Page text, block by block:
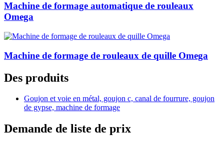
Machine de formage automatique de rouleaux
Omega
Machine de formage de rouleaux de quille Omega
Des produits
Goujon et voie en métal, goujon c, canal de fourrure, goujon
de gypse, machine de formage
Demande de liste de prix